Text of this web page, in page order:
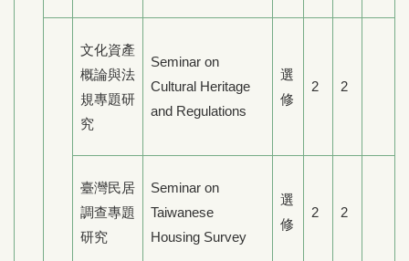
文化資產
概論與法
規專題研
究
Seminar on
Cultural Heritage
and Regulations
選
修
2 2
臺灣民居
調查專題
研究
Seminar on
Taiwanese
Housing Survey
選
修
2 2